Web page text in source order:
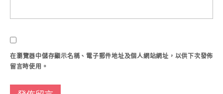
在瀏覽器中儲存顯示名稱、電子郵件地址及個人網站網址，以供下次發佈
留言時使用。